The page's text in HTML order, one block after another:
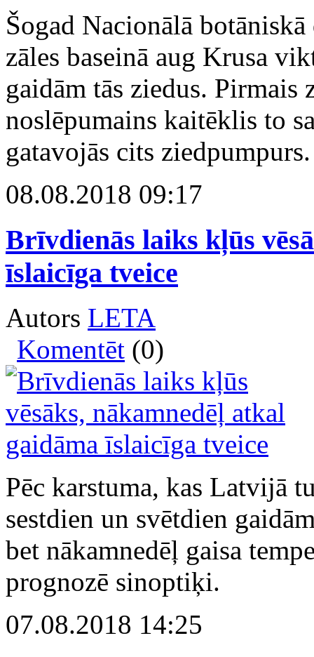
Šogad Nacionālā
zāles baseinā aug Krusa
gaidām tās ziedus.
noslēpumains kaitēklis to
gatavojās cits
08.08.2018 09:17
Brīvdienās laiks kļūs
īslaicīga tveice
Autors LETA
Komentēt (0)
Pēc karstuma, kas Latvijā
sestdien un svētdien
bet nākamnedēļ gaisa
prognozē sinoptiķi.
07.08.2018 14:25